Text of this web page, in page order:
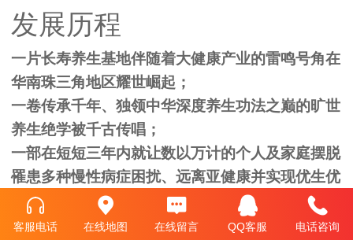
发展历程
一片长寿养生基地伴随着大健康产业的雷鸣号角在
华南珠三角地区耀世崛起；
一卷传承千年、独领中华深度养生功法之巅的旷世
养生绝学被千古传唱；
一部在短短三年内就让数以万计的个人及家庭摆脱
罹患多种慢性病症困扰、远离亚健康并实现优生优
育、改写下一代优质基因的中华养生瑰宝被随喜人
传承、弘扬。
客服电话 在线地图 在线留言 QQ客服 电话咨询